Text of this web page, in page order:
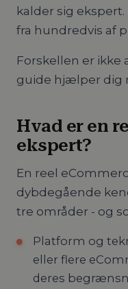
kalder sig
fra hundredvis af
Forskellen er ikke
guide hjælper dig
Hvad er en
ekspert?
En reel
dybdegående
tre områder - og
Platform og
eller flere
deres